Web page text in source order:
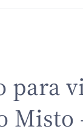
para
Misto